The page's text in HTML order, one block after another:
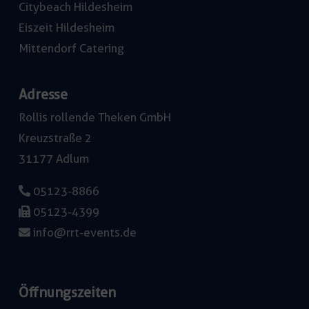
Citybeach Hildesheim
Eiszeit Hildesheim
Mittendorf Catering
Adresse
Rollis rollende Theken GmbH
Kreuzstraße 2
31177 Adlum
05123-8866
05123-4399
info@rrt-events.de
Öffnungszeiten